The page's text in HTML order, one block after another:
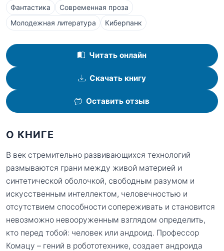
Фантастика
Современная проза
Молодежная литература
Киберпанк
Читать онлайн
Скачать книгу
Оставить отзыв
О КНИГЕ
В век стремительно развивающихся технологий
размываются грани между живой материей и
синтетической оболочкой, свободным разумом и
искусственным интеллектом, человечностью и
отсутствием способности сопереживать и становится
невозможно невооруженным взглядом определить,
кто перед тобой: человек или андроид. Профессор
Комацу – гений в робототехнике, создает андроида